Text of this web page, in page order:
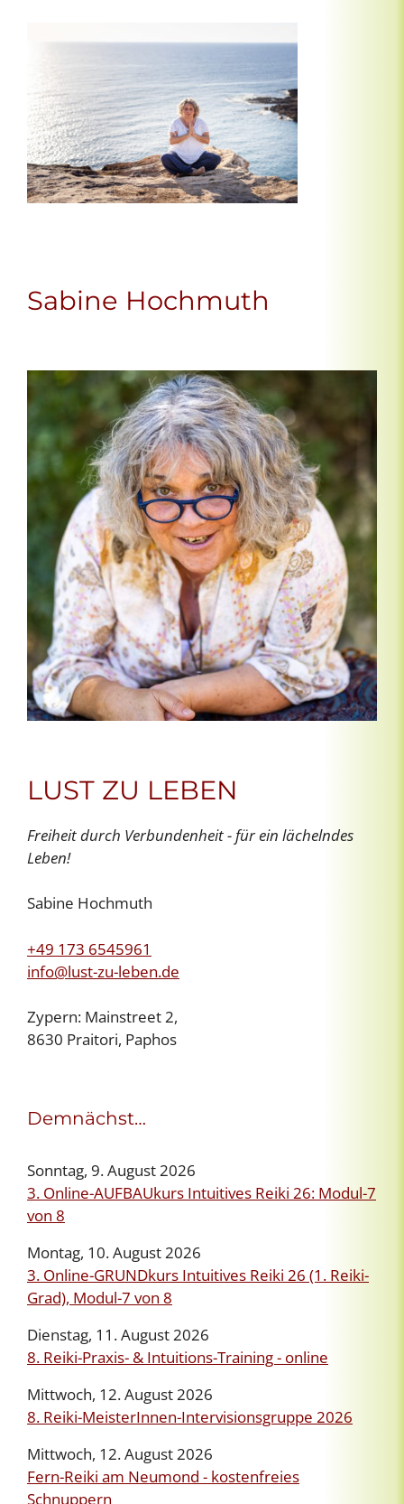
Sabine Hochmuth
LUST ZU LEBEN
Freiheit durch Verbundenheit - für ein lächelndes
Leben!
Sabine Hochmuth
+49 173 6545961
info@lust-zu-leben.de
Zypern: Mainstreet 2,
8630 Praitori, Paphos
Demnächst…
Sonntag, 9. August 2026
3. Online-AUFBAUkurs Intuitives Reiki 26: Modul-7
von 8
Montag, 10. August 2026
3. Online-GRUNDkurs Intuitives Reiki 26 (1. Reiki-
Grad), Modul-7 von 8
Dienstag, 11. August 2026
8. Reiki-Praxis- & Intuitions-Training - online
Mittwoch, 12. August 2026
8. Reiki-MeisterInnen-Intervisionsgruppe 2026
Mittwoch, 12. August 2026
Fern-Reiki am Neumond - kostenfreies
Schnuppern